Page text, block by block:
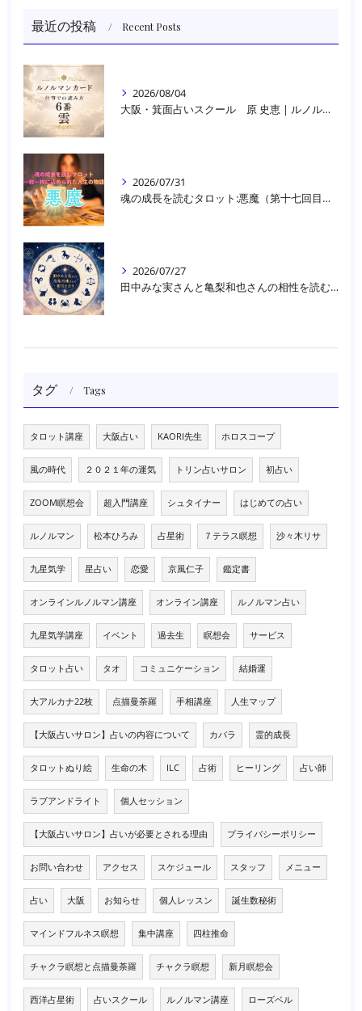
最近の投稿 Recent Posts
2026/08/04
大阪・箕面占いスクール 原 史恵 | ルノルマンカード読み方のコツ「雲」 仕事をテーマに占った場合
2026/07/31
魂の成長を読むタロット:悪魔（第十七回目）｜大阪・箕面占いスクールラブアンドライト
2026/07/27
田中みな実さんと亀梨和也さんの相性を読む｜大阪・箕面占いスクールラブアンドライト
タグ Tags
タロット講座 大阪占い KAORI先生 ホロスコープ
風の時代 ２０２１年の運気 トリン占いサロン 初占い
ZOOM瞑想会 超入門講座 シュタイナー はじめての占い
ルノルマン 松本ひろみ 占星術 ７テラス瞑想 沙々木リサ
九星気学 星占い 恋愛 京風仁子 鑑定書
オンラインルノルマン講座 オンライン講座 ルノルマン占い
九星気学講座 イベント 過去生 瞑想会 サービス
タロット占い タオ コミュニケーション 結婚運
大アルカナ22枚 点描曼荼羅 手相講座 人生マップ
【大阪占いサロン】占いの内容について カバラ 霊的成長
タロットぬり絵 生命の木 ILC 占術 ヒーリング 占い師
ラブアンドライト 個人セッション
【大阪占いサロン】占いが必要とされる理由 プライバシーポリシー
お問い合わせ アクセス スケジュール スタッフ メニュー
占い 大阪 お知らせ 個人レッスン 誕生数秘術
マインドフルネス瞑想 集中講座 四柱推命
チャクラ瞑想と点描曼荼羅 チャクラ瞑想 新月瞑想会
西洋占星術 占いスクール ルノルマン講座 ローズベル